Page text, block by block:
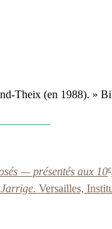
Theix (en 1988). »
— présentés aux 10e
Versailles,